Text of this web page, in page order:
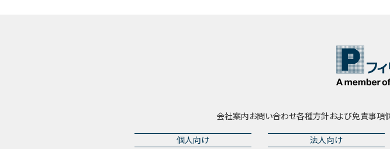
会社案内お問い合わせ各種方針および免責事項
個人向け 法人向け